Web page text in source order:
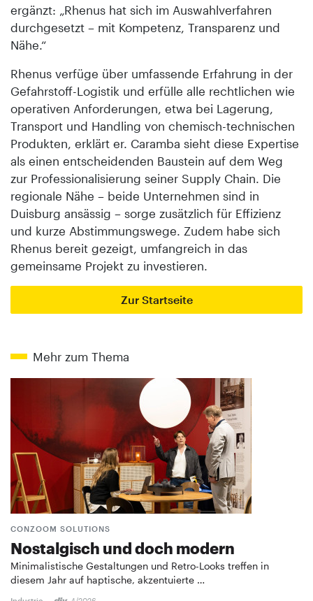
ergänzt: „Rhenus hat sich im Auswahlverfahren
durchgesetzt – mit Kompetenz, Transparenz und
Nähe.“
Rhenus verfüge über umfassende Erfahrung in der
Gefahrstoff-Logistik und erfülle alle rechtlichen wie
operativen Anforderungen, etwa bei Lagerung,
Transport und Handling von chemisch-technischen
Produkten, erklärt er. Caramba sieht diese Expertise
als einen entscheidenden Baustein auf dem Weg
zur Professionalisierung seiner Supply Chain. Die
regionale Nähe – beide Unternehmen sind in
Duisburg ansässig – sorge zusätzlich für Effizienz
und kurze Abstimmungswege. Zudem habe sich
Rhenus bereit gezeigt, umfangreich in das
gemeinsame Projekt zu investieren.
Zur Startseite
Mehr zum Thema
CONZOOM SOLUTIONS
Nostalgisch und doch modern
Minimalistische Gestaltungen und Retro-Looks treffen in
diesem Jahr auf haptische, akzentuierte …